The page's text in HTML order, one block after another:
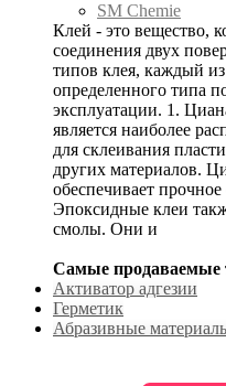
SM Chemie
Клей - это вещество,
соединения двух
типов клея, каждый
определенного типа
эксплуатации. 1.
является наиболее
для склеивания
других материалов.
обеспечивает
Эпоксидные клеи
смолы. Они и
Самые продаваемые
Активатор адгезии
Герметик
Абразивные